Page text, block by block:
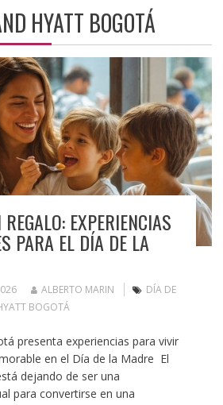
HYATT BOGOTÁ
EXPERIENCIAS
PARA EL DÍA DE LA
ALBERTO MARIN
DÍA DE
BOGOTÁ
presenta experiencias para vivir
en el Día de la Madre El
dejando de ser una
para convertirse en una